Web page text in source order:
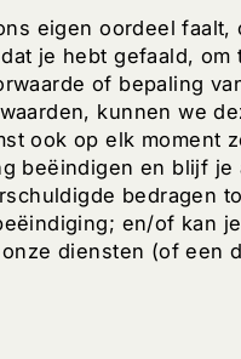
eigen oordeel faalt,
je hebt gefaald, om
of bepaling
kunnen we
ook op elk moment
beëindigen en blijf je
bedragen
en/of kan
diensten (of een